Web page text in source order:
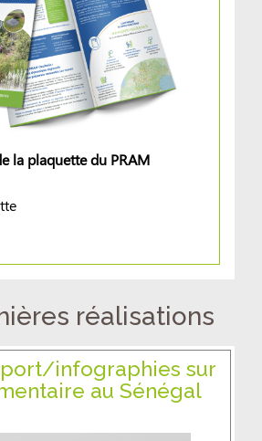
la plaquette du PRAM
réalisations
infographies sur
au Sénégal